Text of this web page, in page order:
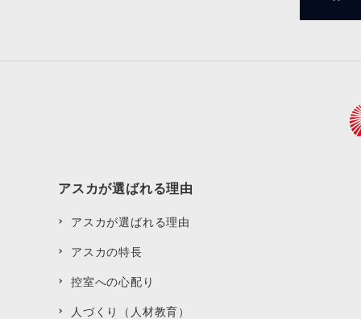
アスカが選ばれる理由
アスカが選ばれる理由
アスカの特長
控室への心配り
人づくり（人材教育）